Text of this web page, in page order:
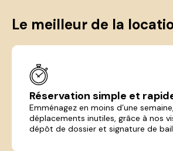
Le meilleur de la
Réservation simple et
Emménagez en moins d’une
déplacements inutiles, grâce à nos
dépôt de dossier et signature de bail